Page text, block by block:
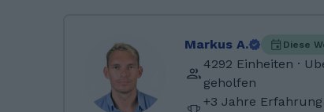
Markus A. Diese
4292 Einheiten ·
geholfen
+3 Jahre